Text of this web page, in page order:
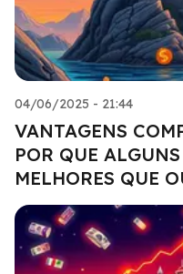
04/06/2025 - 21:44
VANTAGENS
POR QUE
MELHORES QUE